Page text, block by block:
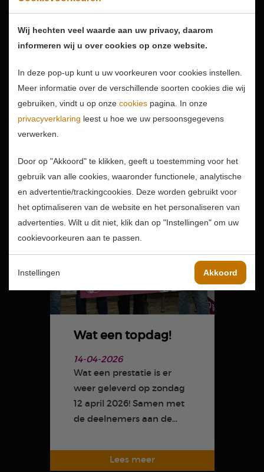
Wij hechten veel waarde aan uw privacy, daarom
informeren wij u over cookies op onze website.
In deze pop-up kunt u uw voorkeuren voor cookies instellen.
Meer informatie over de verschillende soorten cookies die wij
gebruiken, vindt u op onze cookies pagina. In onze
privacyverklaring leest u hoe we uw persoonsgegevens
verwerken.
Door op "Akkoord" te klikken, geeft u toestemming voor het
gebruik van alle cookies, waaronder functionele, analytische
en advertentie/trackingcookies. Deze worden gebruikt voor
het optimaliseren van de website en het personaliseren van
advertenties. Wilt u dit niet, klik dan op "Instellingen" om uw
cookievoorkeuren aan te passen.
Instellingen Akkoord
27-04-2026
Lieve mensen, Afgelopen
vrijdag ben ik compleet
verrast. Vanaf Rotterdam
Airport werd ik...
Wat een topdag!
14-04-2026
Wat een prestatie is er
weer geleverd op zondag
12 april 2026! Samen met
de deelnemers aan de...